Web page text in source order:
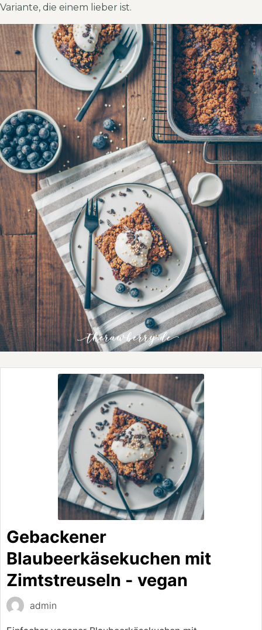
Variante, die einem lieber ist.
Gebackener
Blaubeerkäsekuchen mit
Zimtstreuseln - vegan
admin